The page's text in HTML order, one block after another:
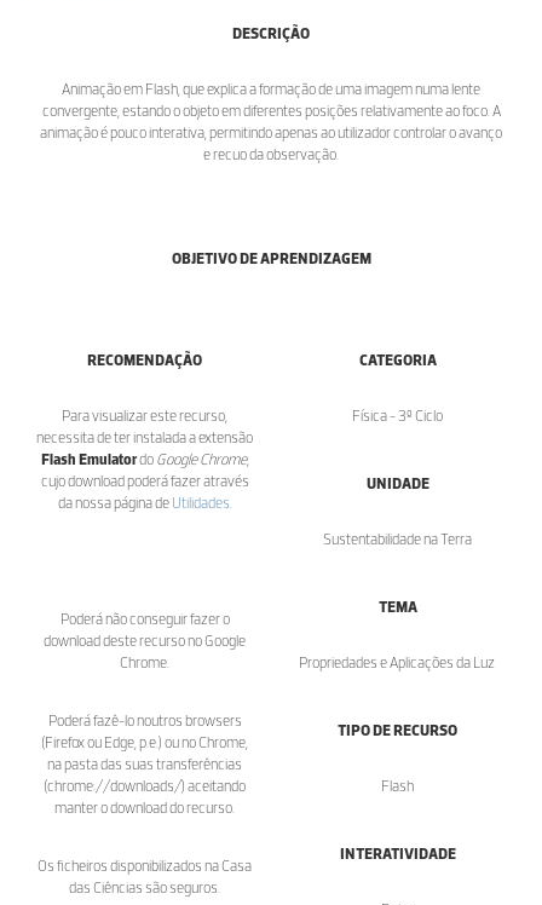
DESCRIÇÃO
Animação em Flash, que explica a formação de uma imagem numa lente
convergente, estando o objeto em diferentes posições relativamente ao foco. A
animação é pouco interativa, permitindo apenas ao utilizador controlar o avanço
e recuo da observação.
OBJETIVO DE APRENDIZAGEM
RECOMENDAÇÃO
Para visualizar este recurso,
necessita de ter instalada a extensão
Flash Emulatordo Google Chrome,
cujo download poderá fazer através
da nossa página de Utilidades
Poderá não conseguir fazer o
download deste recurso no Google
Chrome.
Poderá fazê-lo noutros browsers
(Firefox ou Edge, p.e.) ou no Chrome,
na pasta das suas transferências
(chrome://downloads/) aceitando
manter o download do recurso.
Os ficheiros disponibilizados na Casa
das Ciências são seguros.
CATEGORIA
Física - 3º Ciclo
UNIDADE
Sustentabilidade na Terra
TEMA
Propriedades e Aplicações da Luz
TIPO DE RECURSO
Flash
INTERATIVIDADE